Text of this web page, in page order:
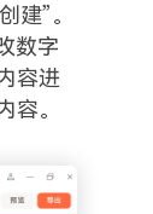
建”。
数字
容进
容。